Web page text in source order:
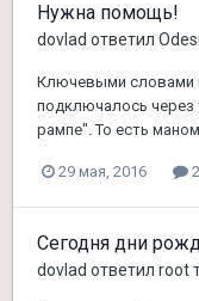
Нужна помощь!
dovlad ответил
Ключевыми словами
подключалось через
рампе". То есть
29 мая, 2016
Сегодня дни
dovlad ответил root